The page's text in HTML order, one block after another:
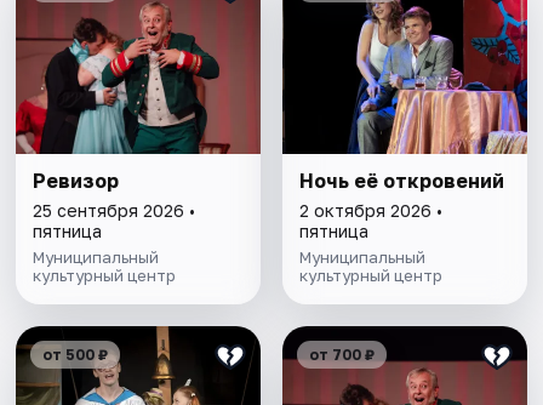
Ревизор
25 сентября 2026 •
пятница
Муниципальный
культурный центр
Ночь её откровений
2 октября 2026 •
пятница
Муниципальный
культурный центр
от 500 ₽ от 700 ₽